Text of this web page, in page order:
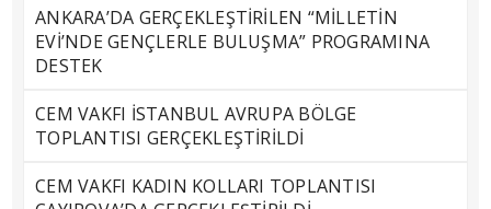
ANKARA’DA GERÇEKLEŞTİRİLEN “MİLLETİN
EVİ’NDE GENÇLERLE BULUŞMA” PROGRAMINA
DESTEK
CEM VAKFI İSTANBUL AVRUPA BÖLGE
TOPLANTISI GERÇEKLEŞTİRİLDİ
CEM VAKFI KADIN KOLLARI TOPLANTISI